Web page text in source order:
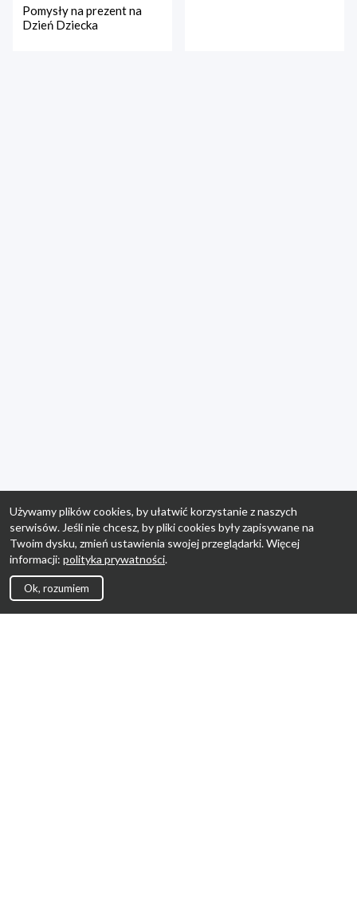
Pomysły na prezent na
Dzień Dziecka
Używamy plików cookies, by ułatwić korzystanie z naszych
serwisów. Jeśli nie chcesz, by pliki cookies były zapisywane na
Twoim dysku, zmień ustawienia swojej przeglądarki. Więcej
informacji: polityka prywatności.
Ok, rozumiem